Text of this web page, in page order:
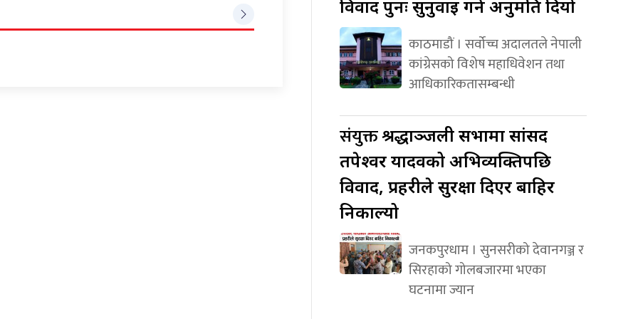
विवाद पुनः सुनुवाइ गर्न अनुमति दियो
काठमाडौं । सर्वोच्च अदालतले नेपाली
कांग्रेसको विशेष महाधिवेशन तथा
आधिकारिकतासम्बन्धी
संयुक्तश्रद्धाञ्जली सभामा सांसद
तपेश्वर यादवको अभिव्यक्तिपछि
विवाद, प्रहरीले सुरक्षा दिएर बाहिर
निकाल्यो
जनकपुरधाम । सुनसरीको देवानगञ्ज र
सिरहाको गोलबजारमा भएका
घटनामा ज्यान